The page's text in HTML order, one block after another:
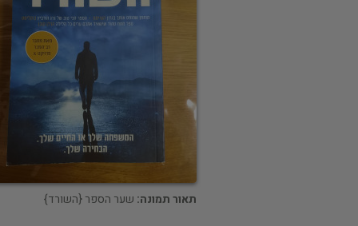
תאור תמונה: שער הספר {השורד}